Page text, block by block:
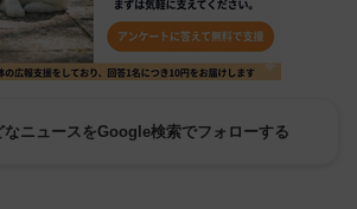
なニュースをGoogle検索でフォローする